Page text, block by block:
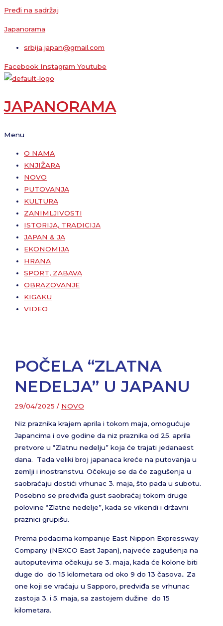
Pređi na sadržaj
Japanorama
srbija.japan@gmail.com
Facebook Instagram Youtube
JAPANORAMA
Menu
O NAMA
KNJIŽARA
NOVO
PUTOVANJA
KULTURA
ZANIMLJIVOSTI
ISTORIJA, TRADICIJA
JAPAN & JA
EKONOMIJA
HRANA
SPORT, ZABAVA
OBRAZOVANJE
KIGAKU
VIDEO
POČELA “ZLATNA
NEDELJA” U JAPANU
29/04/2025/ NOVO
Niz praznika krajem aprila i tokom maja, omogućuje
Japancima i ove godine da niz praznika od 25. aprila
pretvore u “Zlatnu nedelju” koja će trajati jedanaest
dana. Tada veliki broj japanaca kreće na putovanja u
zemlji i inostranstvu. Očekuje se da će zagušenja u
saobraćaju dostići vrhunac 3. maja, što pada u subotu.
Posebno se predviđa gust saobraćaj tokom druge
polovine “Zlatne nedelje”, kada se vikendi i državni
praznici grupišu.
Prema podacima kompanije East Nippon Expressway
Company (NEXCO East Japan), najveće zagušenja na
autoputevima očekuju se 3. maja, kada će kolone biti
duge do do 15 kilometara od oko 9 do 13 časova.. Za
one koji se vraćaju u Sapporo, predviđa se vrhunac
zastoja 3. i 5. maja, sa zastojem dužine do 15
kilometara.